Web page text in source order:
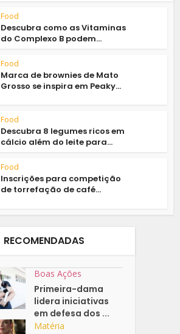
Food
Descubra como as Vitaminas
do Complexo B podem...
Food
Marca de brownies de Mato
Grosso se inspira em Peaky...
Food
Descubra 8 legumes ricos em
cálcio além do leite para...
Food
Inscrições para competição
de torrefação de café...
RECOMENDADAS
Boas Ações
Primeira-dama
lidera iniciativas
em defesa dos ...
Matéria